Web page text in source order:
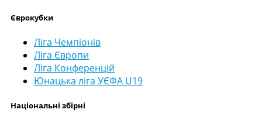
Єврокубки
Ліга Чемпіонів
Ліга Європи
Ліга Конференцій
Юнацька ліга УЄФА U19
Національні збірні